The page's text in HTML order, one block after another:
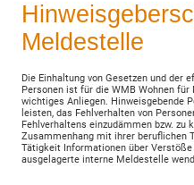
Meldestelle
Die Einhaltung von Gesetzen und der
Personen ist für die WMB Wohnen
wichtiges Anliegen. Hinweisgebende
leisten, das Fehlverhalten von
Fehlverhaltens einzudämmen bzw. zu
Zusammenhang mit ihrer beruflichen
Tätigkeit Informationen über
ausgelagerte interne Meldestelle